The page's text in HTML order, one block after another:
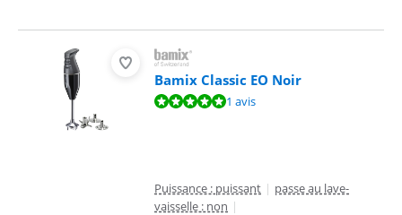
Bamix Classic EO Noir
La note est de 10 sur 10, basée sur 1 avis.1 avis
Puissance : puissant | passe au lave-
vaisselle : non |